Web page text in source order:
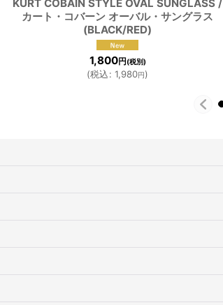
KURT COBAIN STYLE OVAL SUNGLASS /
カート・コバーン オーバル・サングラス
(BLACK/RED)
1,800円 (税別)
(税込: 1,980円)